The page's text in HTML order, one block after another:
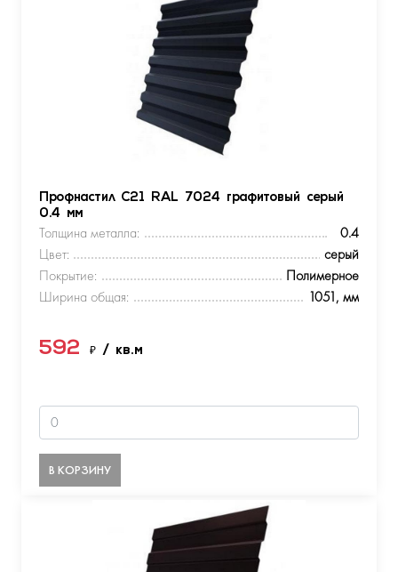
Профнастил С21 RAL 7024 графитовый серый
0.4 мм
Толщина металла:
0.4
Цвет:
серый
Покрытие:
Полимерное
Ширина общая:
1051, мм
592 ₽ / кв.м
В КОРЗИНУ